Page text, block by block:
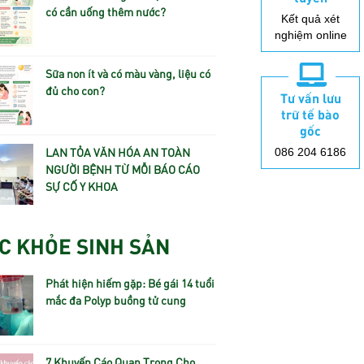
có cần uống thêm nước?
Sữa non ít và có màu vàng, liệu có
đủ cho con?
LAN TỎA VĂN HÓA AN TOÀN
NGƯỜI BỆNH TỪ MỖI BÁO CÁO
SỰ CỐ Y KHOA
KHỎE SINH SẢN
Phát hiện hiếm gặp: Bé gái 14 tuổi
mắc đa Polyp buồng tử cung
Kết quả xét
nghiệm online
Tư vấn lưu
trữ tế bào
gốc
086 204 6186